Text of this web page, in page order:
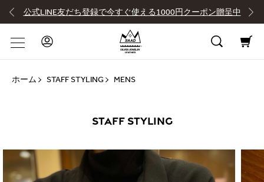
公式LINE友だち登録で今すぐ使える1000円クーポン贈呈中
ホーム STAFF STYLING MENS
STAFF STYLING